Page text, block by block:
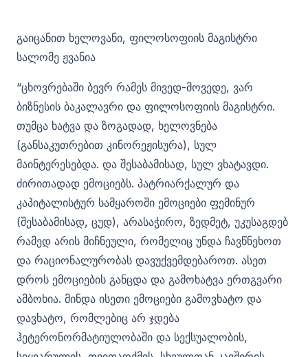
გაიცანით ხელოვანი, ფილოსოფიის მაგისტრი
სალომე ჟვანია ‍
“ცხოვრებაში ბევრ რამეს მივედ-მოვედე, ვარ
ბიზნესის ბაკალავრი და ფილოსოფიის მაგისტრი.
თუმცა ხატვა და ზოგადად, ხელოვნება
(განსაკუთრებით კინორეჟისურა), სულ
მაინტერესებდა. და შესაბამისად, სულ ვხატავდი.
ძირითადად ემოციებს. პატრიარქალურ და
კაპიტალისტურ სამყაროში ემოციები ფემინურ
(შესაბამისად, ცუდ), არასაჭირო, ზედმეტ, უკუსაგდებ
რამედ არის მიჩნეული, რომელიც უნდა ჩავწნეხოთ
და რაციონალურობას დავუქვემდებაროთ. ასეთ
დროს ემოციების განცდა და გამოხატვა ერთგვარი
ამბოხია. მინდა ისეთი ემოციები გამოვხატო და
დავხატო, რომლებიც არ ჯდება
ჰეტერონორმატიულობაში და სექსუალობის,